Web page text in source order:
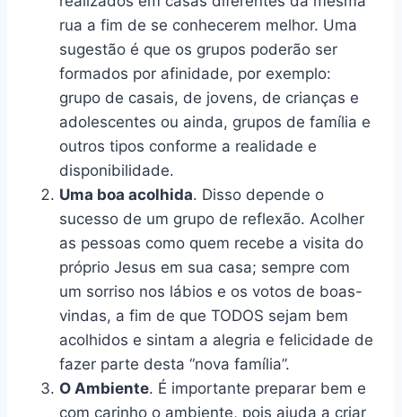
rua a fim de se conhecerem melhor. Uma
sugestão é que os grupos poderão ser
formados por afinidade, por exemplo:
grupo de casais, de jovens, de crianças e
adolescentes ou ainda, grupos de família e
outros tipos conforme a realidade e
disponibilidade.
Uma boa acolhida. Disso depende o
sucesso de um grupo de reflexão. Acolher
as pessoas como quem recebe a visita do
próprio Jesus em sua casa; sempre com
um sorriso nos lábios e os votos de boas-
vindas, a fim de que TODOS sejam bem
acolhidos e sintam a alegria e felicidade de
fazer parte desta “nova família”.
O Ambiente. É importante preparar bem e
com carinho o ambiente, pois ajuda a criar